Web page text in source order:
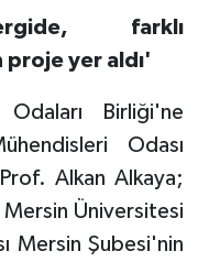
farklı
yer aldı'
Birliği'ne
Odası
Alkan Alkaya;
Üniversitesi
Mersin Şubesi'nin